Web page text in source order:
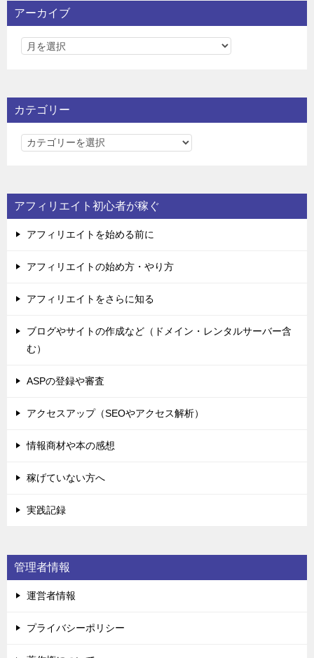
アーカイブ
カテゴリー
カ
リ
ー
アフィリエイト初心者が稼ぐ
アフィリエイトを始める前に
アフィリエイトの始め方・やり方
アフィリエイトをさらに知る
ブログやサイトの作成など（ドメイン・レンタルサーバー含
む）
ASPの登録や審査
アクセスアップ（SEOやアクセス解析）
情報商材や本の感想
稼げていない方へ
実践記録
管理者情報
運営者情報
プライバシーポリシー